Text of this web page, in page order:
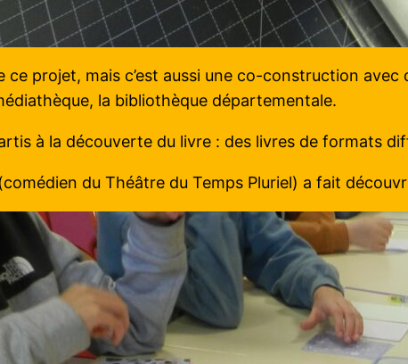
ce projet, mais c’est aussi une co-construction
la bibliothèque départementale.
à la découverte du livre : des livres de formats
du Théâtre du Temps Pluriel) a fait